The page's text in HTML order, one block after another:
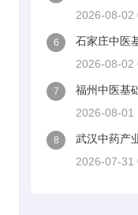
2026-08-02
6
石家庄中医
2026-08-02
7
福州中医基
2026-08-01
8
武汉中药产
2026-07-31